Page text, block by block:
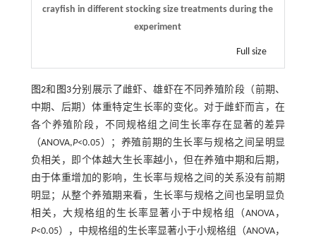
crayfish in different stocking size treatments during the
experiment
Full size
图2和 图3分别展示了雌虾、雄虾在不同养殖阶段（前期、
中期、后期）体重特定生长率的变化。对于雌虾而言，在
各个养殖阶段，不同规格组之间生长率存在显著的差异
（ANOVA,P<0.05）；养殖前期的生长率与规格之间呈明显
负相关，即个体越大生长率越小，但在养殖中期和后期，
由于体重增加的影响，生长率与规格之间的关系没有前期
明显；从整个养殖期来看，生长率与规格之间也呈明显负
相关，大规格组的生长率显著小于中规格组（ANOVA，
P<0.05），中规格组的生长率显著小于小规格组（ANOVA，